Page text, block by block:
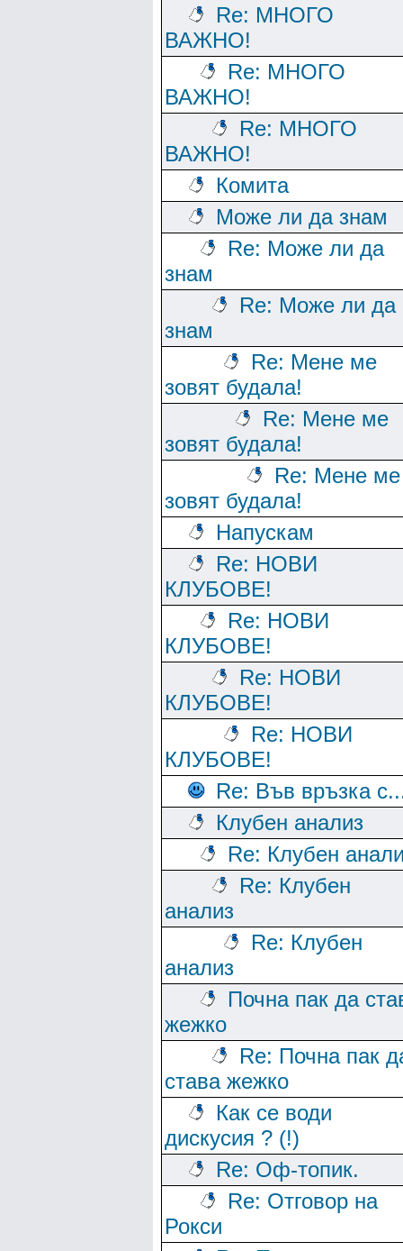
Re: МНОГО
ВАЖНО!
Re: МНОГО
ВАЖНО!
Re: МНОГО
ВАЖНО!
Комита
Може ли да знам
Re: Може ли да
знам
Re: Може ли да
знам
Re: Мене ме
зовят будала!
Re: Мене ме
зовят будала!
Re: Мене ме
зовят будала!
Напускам
Re: НОВИ
КЛУБОВЕ!
Re: НОВИ
КЛУБОВЕ!
Re: НОВИ
КЛУБОВЕ!
Re: НОВИ
КЛУБОВЕ!
Re: Във връзка
Клубен анализ
Re: Клубен
Re: Клубен
анализ
Re: Клубен
анализ
Почна пак да
жежко
Re: Почна пак
става жежко
Как се води
дискусия ? (!)
Re: Оф-топик.
Re: Отговор на
Рокси